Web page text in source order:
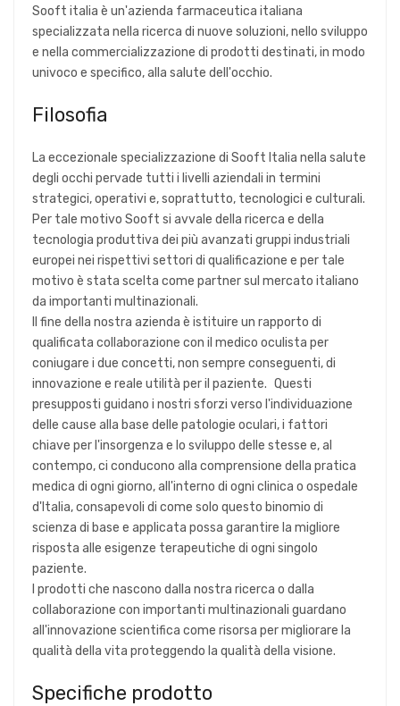
Sooft italia è un'azienda farmaceutica italiana
specializzata nella ricerca di nuove soluzioni, nello sviluppo
e nella commercializzazione di prodotti destinati, in modo
univoco e specifico, alla salute dell'occhio.
Filosofia
La eccezionale specializzazione di Sooft Italia nella salute
degli occhi pervade tutti i livelli aziendali in termini
strategici, operativi e, soprattutto, tecnologici e culturali.
Per tale motivo Sooft si avvale della ricerca e della
tecnologia produttiva dei più avanzati gruppi industriali
europei nei rispettivi settori di qualificazione e per tale
motivo è stata scelta come partner sul mercato italiano
da importanti multinazionali.
Il fine della nostra azienda è istituire un rapporto di
qualificata collaborazione con il medico oculista per
coniugare i due concetti, non sempre conseguenti, di
innovazione e reale utilità per il paziente. Questi
presupposti guidano i nostri sforzi verso l'individuazione
delle cause alla base delle patologie oculari, i fattori
chiave per l'insorgenza e lo sviluppo delle stesse e, al
contempo, ci conducono alla comprensione della pratica
medica di ogni giorno, all'interno di ogni clinica o ospedale
d'Italia, consapevoli di come solo questo binomio di
scienza di base e applicata possa garantire la migliore
risposta alle esigenze terapeutiche di ogni singolo
paziente.
I prodotti che nascono dalla nostra ricerca o dalla
collaborazione con importanti multinazionali guardano
all'innovazione scientifica come risorsa per migliorare la
qualità della vita proteggendo la qualità della visione.
Specifiche prodotto